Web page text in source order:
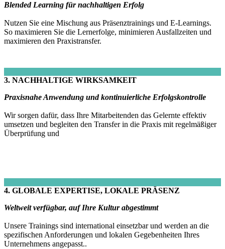
Blended Learning für nachhaltigen Erfolg
Nutzen Sie eine Mischung aus Präsenztrainings und E-Learnings.
So maximieren Sie die Lernerfolge, minimieren Ausfallzeiten und
maximieren den Praxistransfer.
3. NACHHALTIGE WIRKSAMKEIT
Praxisnahe Anwendung und kontinuierliche Erfolgskontrolle
Wir sorgen dafür, dass Ihre Mitarbeitenden das Gelernte effektiv
umsetzen und begleiten den Transfer in die Praxis mit regelmäßiger
Überprüfung und
4. GLOBALE EXPERTISE, LOKALE PRÄSENZ
Weltweit verfügbar, auf Ihre Kultur abgestimmt
Unsere Trainings sind international einsetzbar und werden an die
spezifischen Anforderungen und lokalen Gegebenheiten Ihres
Unternehmens angepasst..